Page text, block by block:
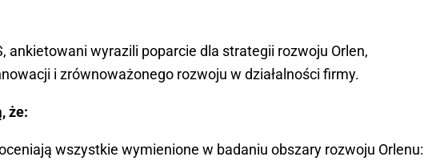
ankietowani wyrazili poparcie dla strategii rozwoju Orlen,
i zrównoważonego rozwoju w działalności firmy.
że:
wszystkie wymienione w badaniu obszary rozwoju Orlenu: